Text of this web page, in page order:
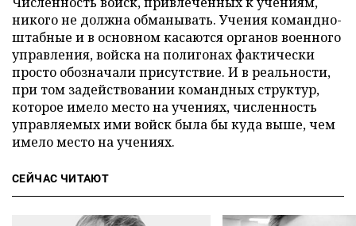
никого не должна обманывать. Учения командно-
штабные и в основном касаются органов военного
управления, войска на полигонах фактически
просто обозначали присутствие. И в реальности,
при том задействовании командных структур,
которое имело место на учениях, численность
управляемых ими войск была бы куда выше, чем
имело место на учениях.
СЕЙЧАС ЧИТАЮТ